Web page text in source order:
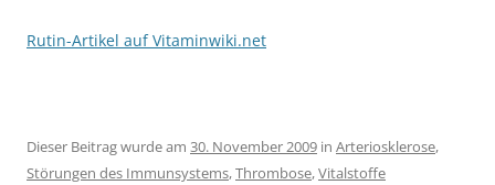
Rutin-Artikel auf Vitaminwiki.net
Dieser Beitrag wurde am 30. November 2009 in Arteriosklerose,
Störungen des Immunsystems,Thrombose,Vitalstoffe